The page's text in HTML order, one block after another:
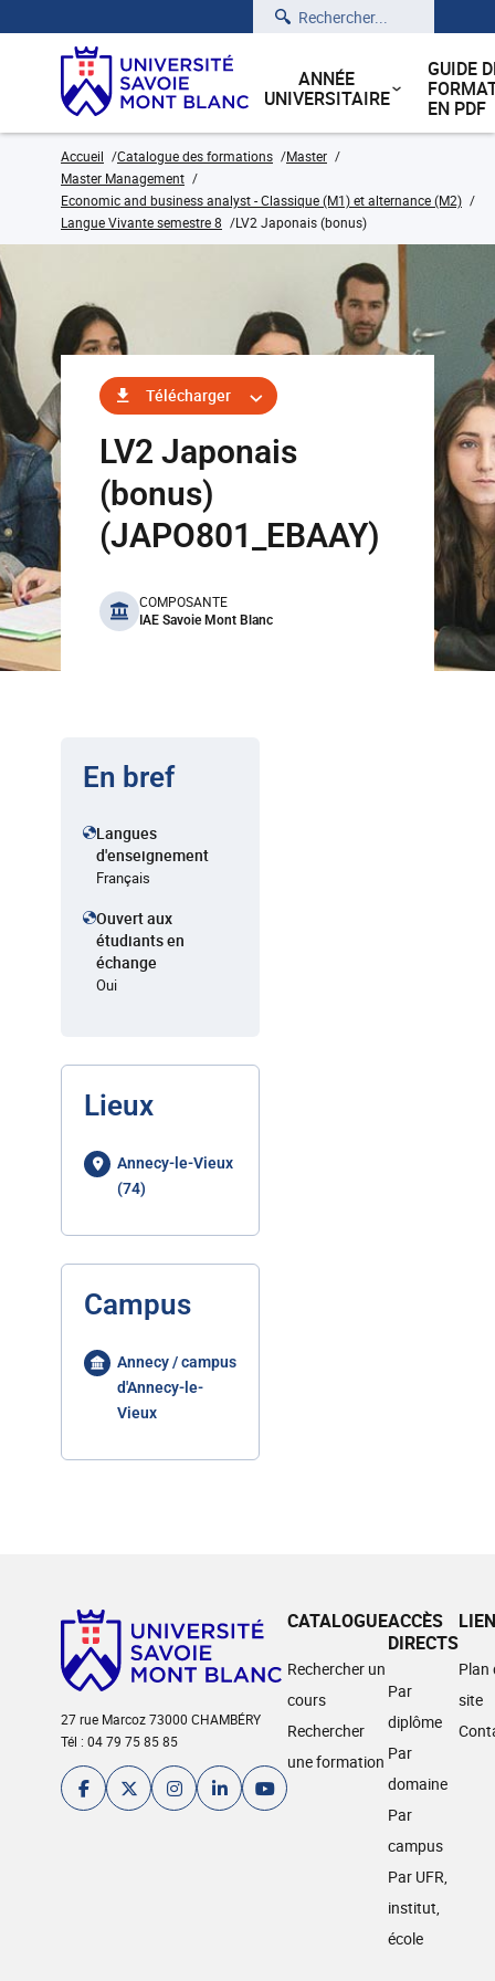
Rechercher
ANNÉE
UNIVERSITAIRE
GUIDE
EN PDF
Accueil Catalogue des formations
Master
Master Management
Economic and business analyst - Classique (M1) et alternance (M2)
Langue Vivante semestre 8
LV2 Japonais (bonus)
Télécharger
LV2 Japonais
(bonus)
(JAPO801_EBAAY)
benefits
COMPOSANTE
IAE Savoie Mont Blanc
En bref
Langues
d'enseignement
Français
Ouvert aux
étudiants en
échange
Oui
Lieux
Annecy-le-Vieux
(74)
Campus
Annecy / campus
d'Annecy-le-
Vieux
27 rue Marcoz 73000 CHAMBÉRY
Tél : 04 79 75 85 85
CATALOGUE
Rechercher un
cours
Rechercher
une formation
ACCÈS
DIRECTS
Par
diplôme
Par
domaine
Par
campus
Par UFR,
institut,
école
Plan
site